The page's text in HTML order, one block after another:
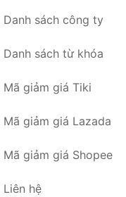
Danh sách công ty
Danh sách từ khóa
Mã giảm giá Tiki
Mã giảm giá Lazada
Mã giảm giá Shopee
Liên hệ